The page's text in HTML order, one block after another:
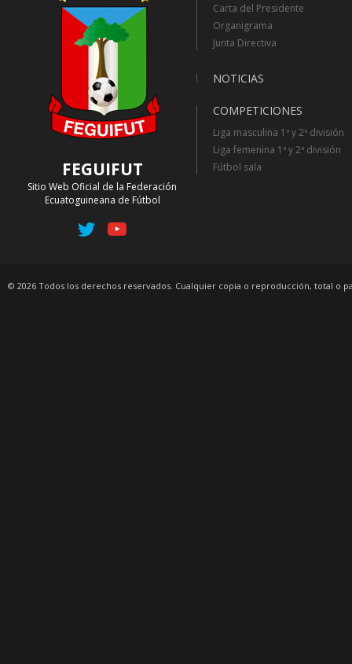
FEGUIFUT
Sitio Web Oficial de la Federación
Ecuatoguineana de Fútbol
Carta del Presidente
Organigrama
Junta Directiva
NOTICIAS
COMPETICIONES
Liga masculina 1ª y 2ª división
Liga femenina 1ª y 2ª división
Fútbol sala
© 2026 Todos los derechos reservados. Cualquier copia o reproducción, total